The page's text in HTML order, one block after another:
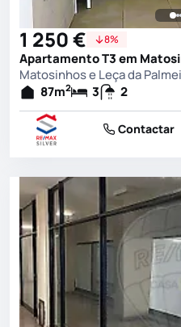
1 250 € 8%
Matosinhos e Leça da
87m2 3 2
Contactar